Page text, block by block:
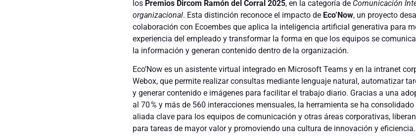
los Premios Dircom Ramón del Corral 2025, en la categoría de Comunicación
organizacional. Esta distinción reconoce el impacto de Eco’Now, un proyecto
colaboración con Ecoembes que aplica la inteligencia artificial generativa para
experiencia del empleado y transformar la forma en que los equipos se
la información y generan contenido dentro de la organización.
Eco’Now es un asistente virtual integrado en Microsoft Teams y en la intranet
Webox, que permite realizar consultas mediante lenguaje natural, automatizar
y generar contenido e imágenes para facilitar el trabajo diario. Gracias a una
al 70 % y más de 560 interacciones mensuales, la herramienta se ha
aliada clave para los equipos de comunicación y otras áreas corporativas,
para tareas de mayor valor y promoviendo una cultura de innovación y eficiencia.